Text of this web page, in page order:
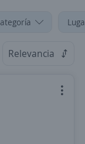
Relevancia